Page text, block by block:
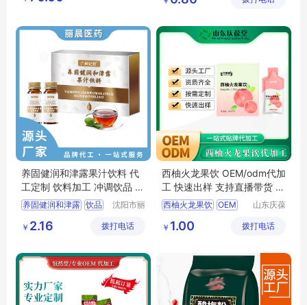
量大促销优惠
五谷杂粮冲调饮品
饱腹代餐粉
养固健润和津露果汁饮料 代
工定制 饮料加工 冲调饮品 贴
牌oem 生产厂
养固健润和津露 饮品
沈阳市丽
药科技有
￥ 2.16 拨打电话
西柚火龙果饮 OEM/odm代加
工 快速出样 支持直播带货 免
费设计
西柚火龙果饮 OEM
支持直播带货
山东庆葆
业有限公
￥ 1.00 拨打电话